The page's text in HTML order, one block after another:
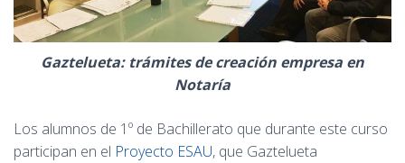
Gaztelueta: trámites de creación empresa en
Notaría
Los alumnos de 1º de Bachillerato que durante este curso
participan en el Proyecto ESAU, que Gaztelueta